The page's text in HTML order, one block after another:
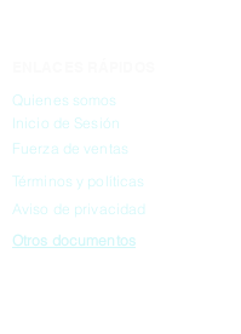
Quienes somos
Inicio de Sesión
Fuerza de ventas
Términos y políticas
Aviso de privacidad
Otros documentos